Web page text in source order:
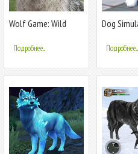
Wolf Game: Wild
Подробнее...
Dog
Подробнее...